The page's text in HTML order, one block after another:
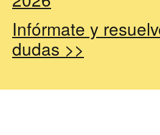
Infórmate y
dudas >>